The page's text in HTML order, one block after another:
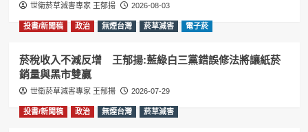
世衛菸草減害專家 王郁揚 2026-08-03
投書/新聞稿 政治 無煙台灣 菸草減害 電子菸
菸稅收入不減反增 王郁揚:藍綠白三黨錯誤修法將讓紙菸
銷量與黑市雙贏
世衛菸草減害專家 王郁揚 2026-07-29
投書/新聞稿 政治 無煙台灣 菸草減害